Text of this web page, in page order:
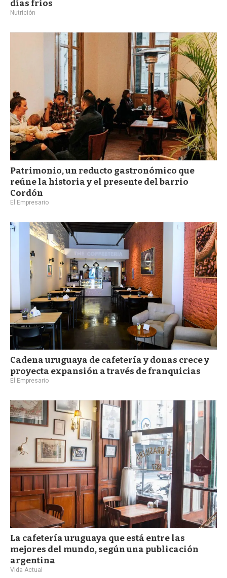
días fríos
Nutrición
Patrimonio, un reducto gastronómico que
reúne la historia y el presente del barrio
Cordón
El Empresario
Cadena uruguaya de cafetería y donas crece y
proyecta expansión a través de franquicias
El Empresario
La cafetería uruguaya que está entre las
mejores del mundo, según una publicación
argentina
Vida Actual